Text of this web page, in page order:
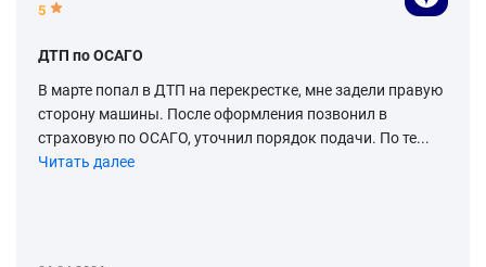
5
ДТП по ОСАГО
В марте попал в ДТП на перекрестке, мне задели правую
сторону машины. После оформления позвонил в
страховую по ОСАГО, уточнил порядок подачи. По те...
Читать далее